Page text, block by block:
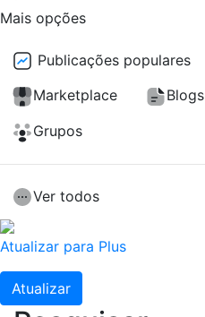
Mais opções
Publicações populares
Marketplace
Blogs
Grupos
Ver todos
Atualizar para Plus
Atualizar